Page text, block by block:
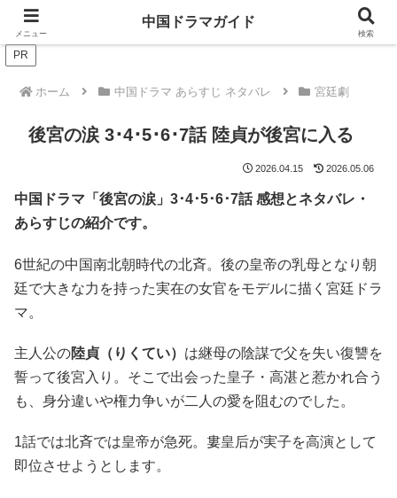
ドラマは歴史を知るともっと面白い！
PR
ホーム 中国ドラマ あらすじ ネタバレ 宮廷劇
後宮の涙 3･4･5･6･7話 陸貞が後宮に入る
2026.04.15 2026.05.06
中国ドラマ「後宮の涙」3･4･5･6･7話 感想とネタバレ・
あらすじの紹介です。
6世紀の中国南北朝時代の北斉。後の皇帝の乳母となり朝
廷で大きな力を持った実在の女官をモデルに描く宮廷ドラ
マ。
主人公の陸貞（りくてい） は継母の陰謀で父を失い復讐を
誓って後宮入り。そこで出会った皇子・高湛と惹かれ合う
も、身分違いや権力争いが二人の愛を阻むのでした。
1話では北斉では皇帝が急死。婁皇后が実子を高演として
即位させようとします。
メニュー
中国ドラマガイド
検索